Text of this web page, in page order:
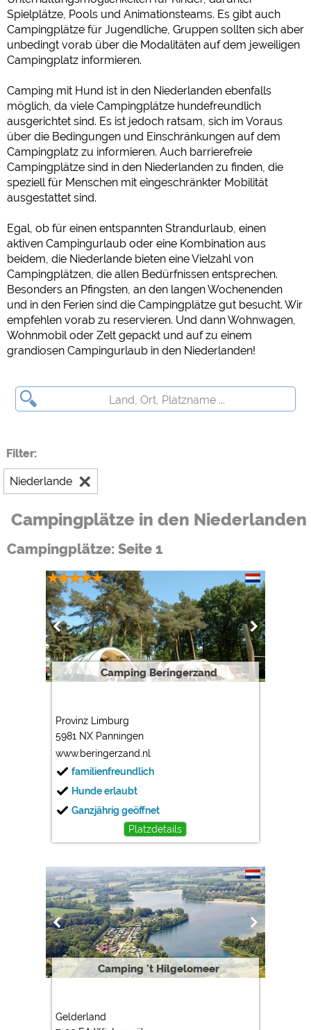
Spielplätze, Pools und Animationsteams. Es gibt auch
Campingplätze für Jugendliche, Gruppen sollten sich aber
unbedingt vorab über die Modalitäten auf dem jeweiligen
Campingplatz informieren.
Camping mit Hund ist in den Niederlanden ebenfalls
möglich, da viele Campingplätze hundefreundlich
ausgerichtet sind. Es ist jedoch ratsam, sich im Voraus
über die Bedingungen und Einschränkungen auf dem
Campingplatz zu informieren. Auch barrierefreie
Campingplätze sind in den Niederlanden zu finden, die
speziell für Menschen mit eingeschränkter Mobilität
ausgestattet sind.
Egal, ob für einen entspannten Strandurlaub, einen
aktiven Campingurlaub oder eine Kombination aus
beidem, die Niederlande bieten eine Vielzahl von
Campingplätzen, die allen Bedürfnissen entsprechen.
Besonders an Pfingsten, an den langen Wochenenden
und in den Ferien sind die Campingplätze gut besucht. Wir
empfehlen vorab zu reservieren. Und dann Wohnwagen,
Wohnmobil oder Zelt gepackt und auf zu einem
grandiosen Campingurlaub in den Niederlanden!
Filter:
Niederlande
Campingplätze in den Niederlanden
Campingplätze: Seite 1
Camping Beringerzand
Provinz Limburg
5981 NX Panningen
www.beringerzand.nl
familienfreundlich
Hunde erlaubt
Ganzjährig geöffnet
Platzdetails
Camping 't Hilgelomeer
Gelderland
Die Cookieeinstellungen können jeder Zeit im Footer
über "COOKIES" geändert werden!